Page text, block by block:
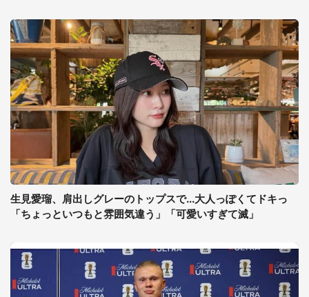
生見愛瑠、肩出しグレーのトップスで...大人っぽくてドキっ
「ちょっといつもと雰囲気違う」「可愛いすぎて滅」